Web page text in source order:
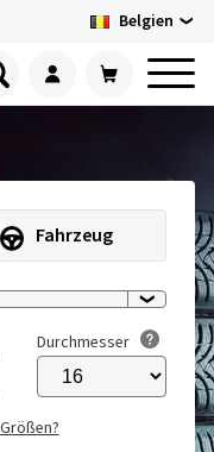
Belgien
Fahrzeug
Durchmesser